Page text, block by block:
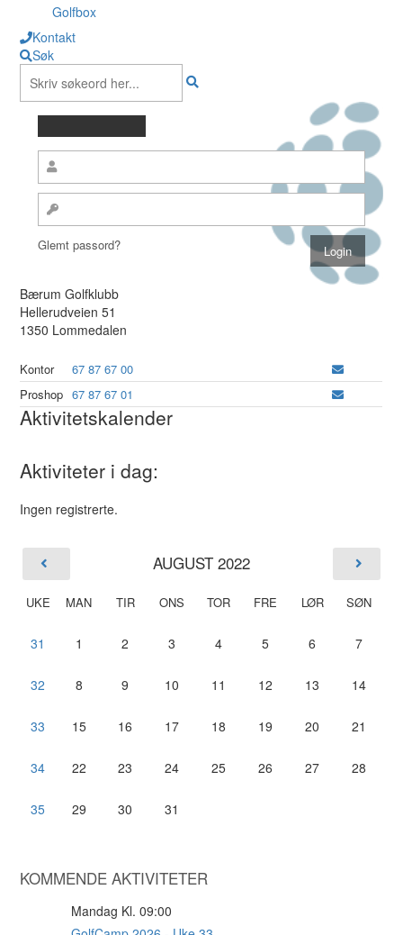
Golfbox
Kontakt
Søk
Glemt passord?
Bærum Golfklubb
Hellerudveien 51
1350 Lommedalen
Kontor
67 87 67 00
Proshop 67 87 67 01
Aktivitetskalender
Aktiviteter i dag:
Ingen registrerte.
AUGUST 2022
UKE MAN TIR ONS TOR FRE LØR SØN
31 1 2 3 4 5 6 7
32 8 9 10 11 12 13 14
33 15 16 17 18 19 20 21
34 22 23 24 25 26 27 28
35 29 30 31
KOMMENDE AKTIVITETER
Mandag Kl. 09:00